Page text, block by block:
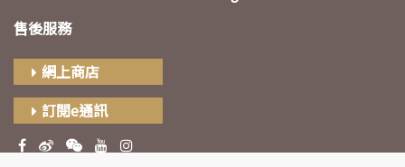
售後服務
網上商店
訂閱e通訊